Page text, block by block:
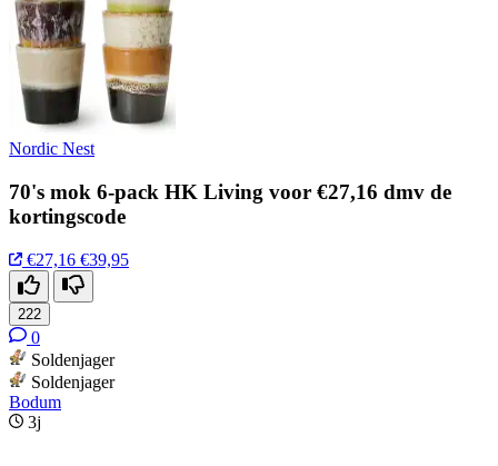
Nordic Nest
70's mok 6-pack HK Living voor €27,16 dmv de
kortingscode
€27,16 €39,95
222
0
Soldenjager
Soldenjager
Bodum
3j